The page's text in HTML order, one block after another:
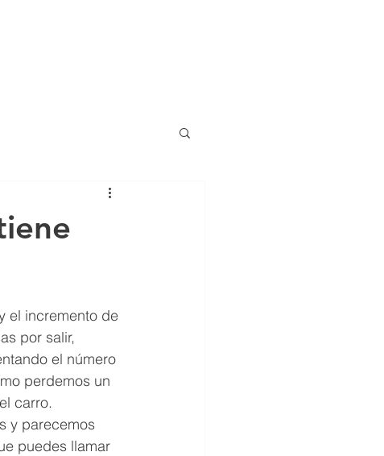
el incremento de
por salir,
el número
perdemos un
carro.
y parecemos
puedes llamar